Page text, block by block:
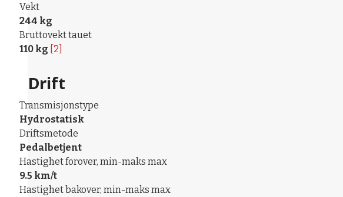
Vekt
244 kg
Bruttovekt tauet
110 kg [2]
Drift
Transmisjonstype
Hydrostatisk
Driftsmetode
Pedalbetjent
Hastighet forover, min-maks max
9.5 km/t
Hastighet bakover, min-maks max